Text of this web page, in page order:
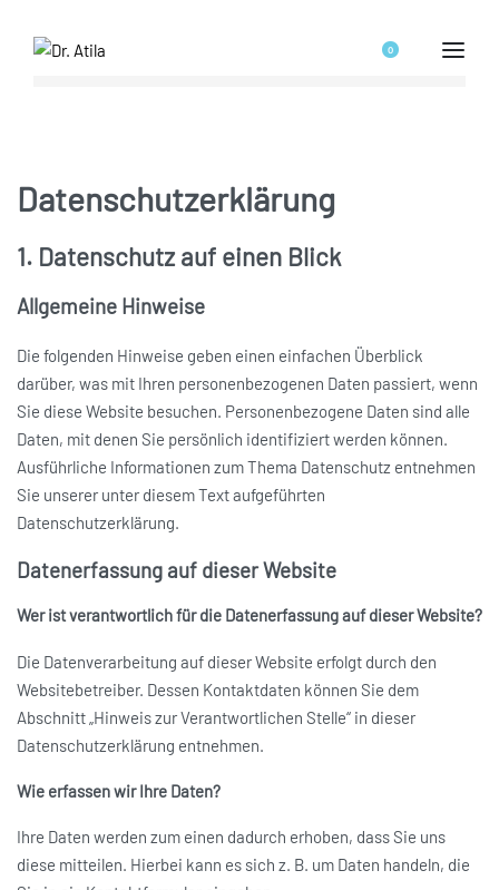
0
Datenschutz­erklärung
1. Datenschutz auf einen Blick
Allgemeine Hinweise
Die folgenden Hinweise geben einen einfachen Überblick
darüber, was mit Ihren personenbezogenen Daten passiert, wenn
Sie diese Website besuchen. Personenbezogene Daten sind alle
Daten, mit denen Sie persönlich identifiziert werden können.
Ausführliche Informationen zum Thema Datenschutz entnehmen
Sie unserer unter diesem Text aufgeführten
Datenschutzerklärung.
Datenerfassung auf dieser Website
Wer ist verantwortlich für die Datenerfassung auf dieser Website?
Die Datenverarbeitung auf dieser Website erfolgt durch den
Websitebetreiber. Dessen Kontaktdaten können Sie dem
Abschnitt „Hinweis zur Verantwortlichen Stelle“ in dieser
Datenschutzerklärung entnehmen.
Wie erfassen wir Ihre Daten?
Ihre Daten werden zum einen dadurch erhoben, dass Sie uns
diese mitteilen. Hierbei kann es sich z. B. um Daten handeln, die